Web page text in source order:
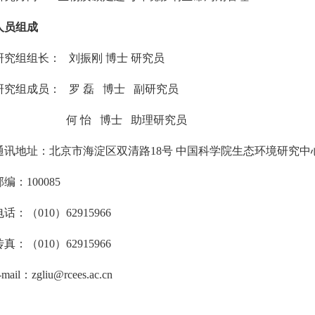
员组成
究组组长： 刘振刚 博士 研究员
究组成员： 罗 磊 博士 副研究员
怡 博士 助理研究员
讯地址：北京市海淀区双清路18号 中国科学院生态环境研究中
编： 100085
话：（010） 62915966
真：（010） 62915966
： zgliu@rcees.ac.cn